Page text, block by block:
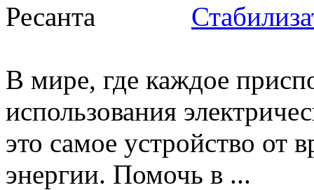
В мире, где каждое
использования
это самое устройство от
энергии. Помочь в ...